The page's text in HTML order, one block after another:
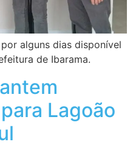
alguns dias disponível
de Ibarama.
Lagoão